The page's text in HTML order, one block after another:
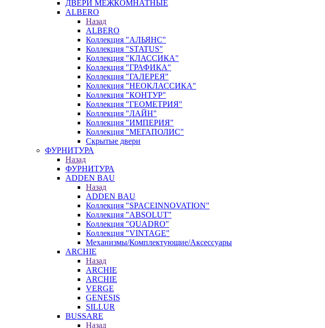
ДВЕРИ МЕЖКОМНАТНЫЕ
ALBERO
Назад
ALBERO
Коллекция "АЛЬЯНС"
Коллекция "STATUS"
Коллекция "КЛАССИКА"
Коллекция "ГРАФИКА"
Коллекция "ГАЛЕРЕЯ"
Коллекция "НЕОКЛАССИКА"
Коллекция "КОНТУР"
Коллекция "ГЕОМЕТРИЯ"
Коллекция "ЛАЙН"
Коллекция "ИМПЕРИЯ"
Коллекция "МЕГАПОЛИС"
Скрытые двери
ФУРНИТУРА
Назад
ФУРНИТУРА
ADDEN BAU
Назад
ADDEN BAU
Коллекция "SPACEINNOVATION"
Коллекция "ABSOLUT"
Коллекция "QUADRO"
Коллекция "VINTAGE"
Механизмы/Комплектующие/Аксессуары
ARCHIE
Назад
ARCHIE
ARCHIE
VERGE
GENESIS
SILLUR
BUSSARE
Назад